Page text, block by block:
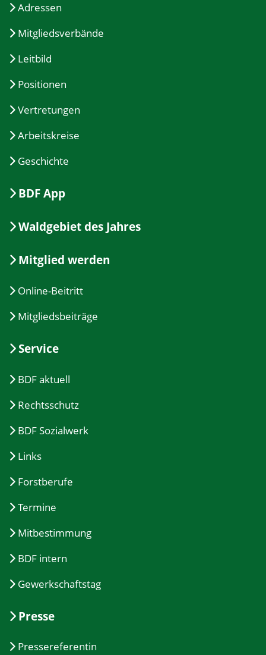
Adressen
Mitgliedsverbände
Leitbild
Positionen
Vertretungen
Arbeitskreise
Geschichte
BDF App
Waldgebiet des Jahres
Mitglied werden
Online-Beitritt
Mitgliedsbeiträge
Service
BDF aktuell
Rechtsschutz
BDF Sozialwerk
Links
Forstberufe
Termine
Mitbestimmung
BDF intern
Gewerkschaftstag
Presse
Pressereferentin